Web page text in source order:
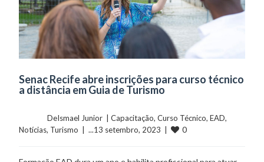
Senac Recife abre inscrições para curso técnico
a distância em Guia de Turismo
	    	DeIsmael Junior  |
Capacitação, Curso Técnico, EAD
Notícias, Turismo
  |  ...13 setembro, 2023  |
0